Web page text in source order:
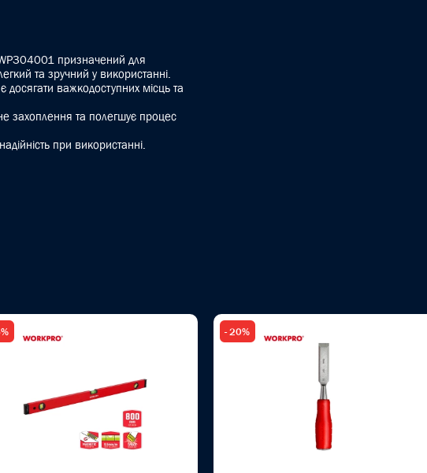
WP304001 призначений для
та зручний у використанні.
важкодоступних місць та
захоплення та полегшує процес
при використанні.
- 20%